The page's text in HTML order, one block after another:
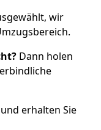
wir
Dann holen
erhalten Sie